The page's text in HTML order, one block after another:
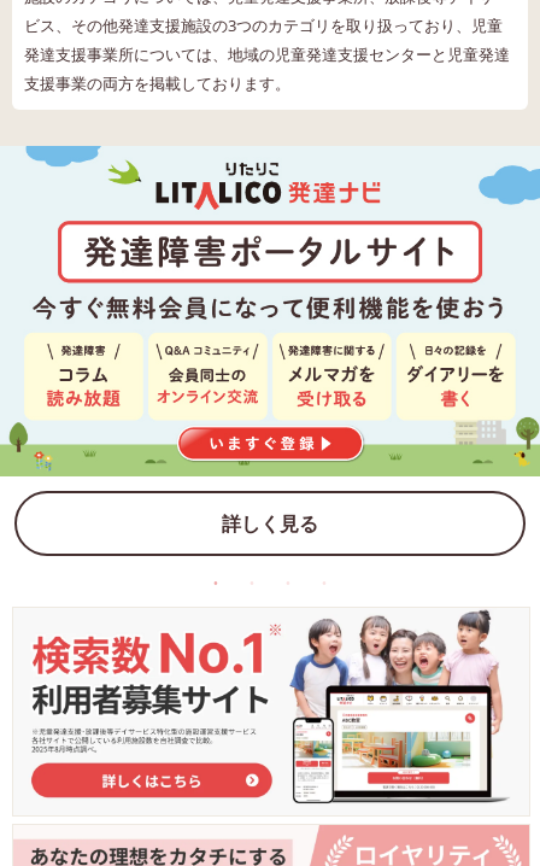
ビス、その他発達支援施設の3つのカテゴリを取り扱っており、児童
発達支援事業所については、地域の児童発達支援センターと児童発達
支援事業の両方を掲載しております。
詳しく見る